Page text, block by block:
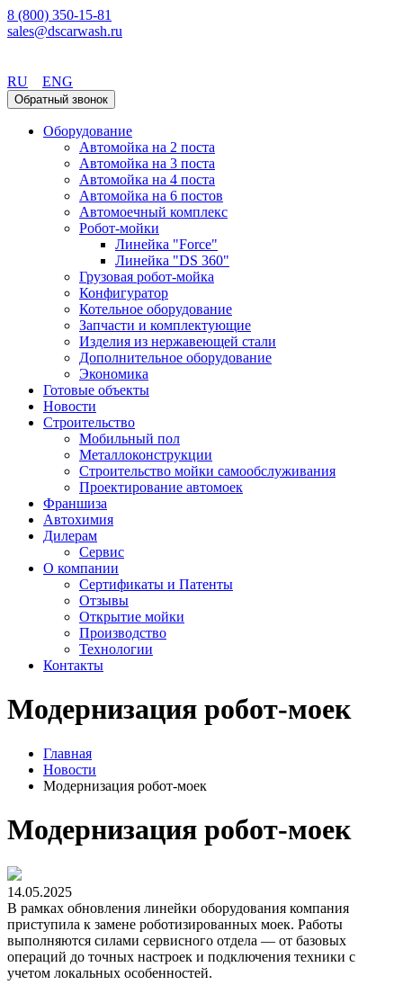
8 (800) 350-15-81
sales@dscarwash.ru
RU
ENG
Обратный звонок
Оборудование
Автомойка на 2 поста
Автомойка на 3 поста
Автомойка на 4 поста
Автомойка на 6 постов
Автомоечный комплекс
Робот-мойки
Линейка "Force"
Линейка "DS 360"
Грузовая робот-мойка
Конфигуратор
Котельное оборудование
Запчасти и комплектующие
Изделия из нержавеющей стали
Дополнительное оборудование
Экономика
Готовые объекты
Новости
Строительство
Мобильный пол
Металлоконструкции
Строительство мойки самообслуживания
Проектирование автомоек
Франшиза
Автохимия
Дилерам
Сервис
О компании
Сертификаты и Патенты
Отзывы
Открытие мойки
Производство
Технологии
Контакты
Модернизация робот-моек
Главная
Новости
Модернизация робот-моек
Модернизация робот-моек
14.05.2025
В рамках обновления линейки оборудования компания
приступила к замене роботизированных моек. Работы
выполняются силами сервисного отдела — от базовых
операций до точных настроек и подключения техники с
учетом локальных особенностей.